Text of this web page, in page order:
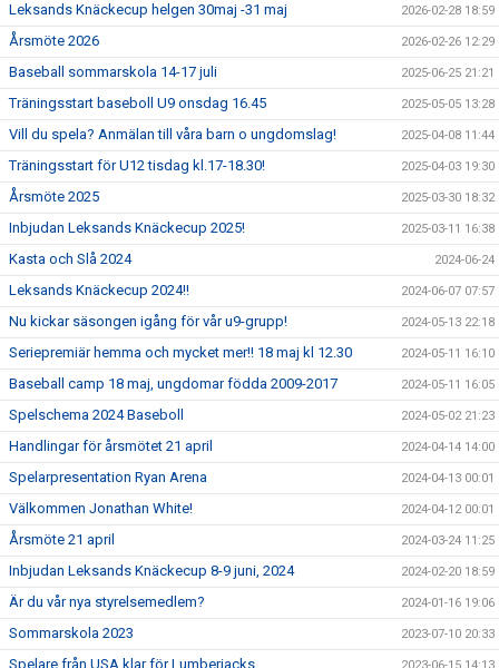
Leksands Knäckecup helgen 30maj -31 maj 2026-02-28 18:59
Årsmöte 2026 2026-02-26 12:29
Baseball sommarskola 14-17 juli 2025-06-25 21:21
Träningsstart baseboll U9 onsdag 16.45 2025-05-05 13:28
Vill du spela? Anmälan till våra barn o ungdomslag! 2025-04-08 11:44
Träningsstart för U12 tisdag kl.17-18.30! 2025-04-03 19:30
Årsmöte 2025 2025-03-30 18:32
Inbjudan Leksands Knäckecup 2025! 2025-03-11 16:38
Kasta och Slå 2024 2024-06-24
Leksands Knäckecup 2024!! 2024-06-07 07:57
Nu kickar säsongen igång för vår u9-grupp! 2024-05-13 22:18
Seriepremiär hemma och mycket mer!! 18 maj kl 12.30 2024-05-11 16:10
Baseball camp 18 maj, ungdomar födda 2009-2017 2024-05-11 16:05
Spelschema 2024 Baseboll 2024-05-02 21:23
Handlingar för årsmötet 21 april 2024-04-14 14:00
Spelarpresentation Ryan Arena 2024-04-13 00:01
Välkommen Jonathan White! 2024-04-12 00:01
Årsmöte 21 april 2024-03-24 11:25
Inbjudan Leksands Knäckecup 8-9 juni, 2024 2024-02-20 18:59
Är du vår nya styrelsemedlem? 2024-01-16 19:06
Sommarskola 2023 2023-07-10 20:33
Spelare från USA klar för Lumberjacks